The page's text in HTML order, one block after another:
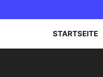
STARTSEITE